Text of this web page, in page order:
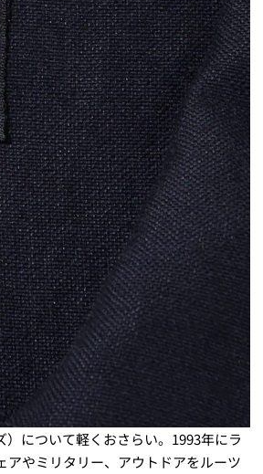
について軽くおさらい。1993年にラ
やミリタリー、アウトドアをルーツ